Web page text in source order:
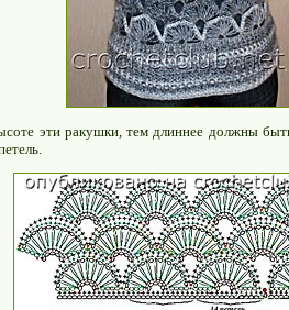
эти ракушки, тем длиннее должны